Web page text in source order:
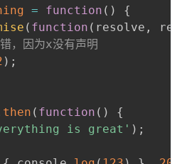
= function ( )
{
( function ( resolve ,
，因为x没有声明
) ;
then ( function ( )
{
is great' ) ;